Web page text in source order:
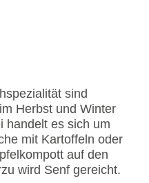
sind
Herbst und Winter
handelt es sich um
mit Kartoffeln oder
auf den
wird Senf gereicht.